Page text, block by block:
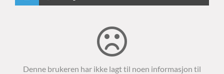
Denne brukeren har ikke lagt til noen informasjon til